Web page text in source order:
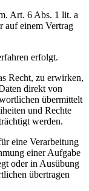
Art. 6 Abs. 1 lit. a
einem Vertrag
erfolgt.
Recht, zu erwirken,
direkt von
übermittelt
und Rechte
werden.
eine Verarbeitung
einer Aufgabe
oder in Ausübung
übertragen